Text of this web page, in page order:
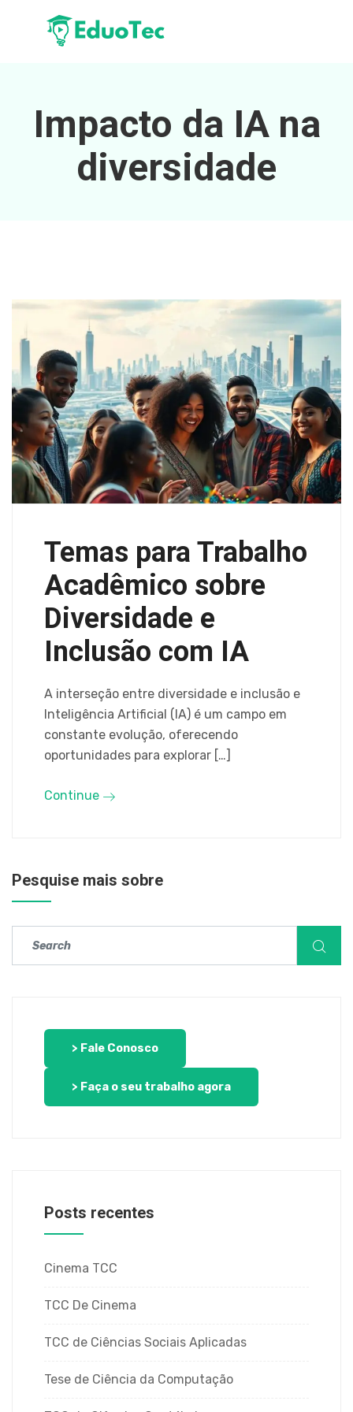
Impacto da IA na
diversidade
Temas para Trabalho
Acadêmico sobre
Diversidade e
Inclusão com IA
A interseção entre diversidade e inclusão e
Inteligência Artificial (IA) é um campo em
constante evolução, oferecendo
oportunidades para explorar […]
Continue
Pesquise mais sobre
> Fale Conosco
> Faça o seu trabalho agora
Posts recentes
Cinema TCC
TCC De Cinema
TCC de Ciências Sociais Aplicadas
Tese de Ciência da Computação